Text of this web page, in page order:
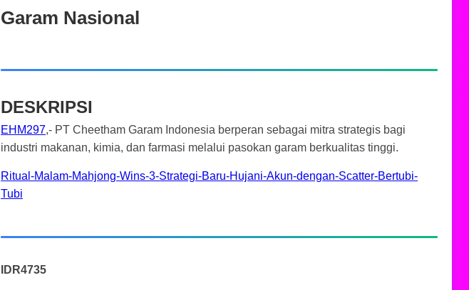
Garam Nasional
DESKRIPSI
EHM297,- PT Cheetham Garam Indonesia berperan sebagai mitra strategis bagi
industri makanan, kimia, dan farmasi melalui pasokan garam berkualitas tinggi.
Ritual-Malam-Mahjong-Wins-3-Strategi-Baru-Hujani-Akun-dengan-Scatter-Bertubi-
Tubi
IDR4735